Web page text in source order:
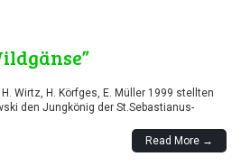
Wirtz, H. Körfges, E. Müller 1999 stellten
den Jungkönig der St.Sebastianus-
Read More →